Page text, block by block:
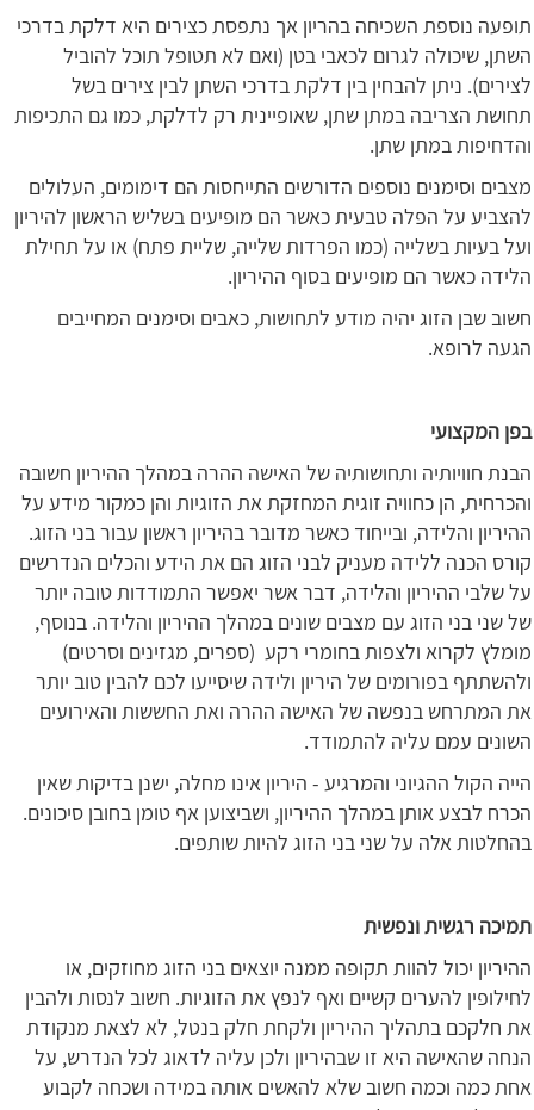
תופעה נוספת השכיחה בהריון אך נתפסת כצירים היא דלקת בדרכי
השתן, שיכולה לגרום לכאבי בטן (ואם לא תטופל תוכל להוביל
לצירים). ניתן להבחין בין דלקת בדרכי השתן לבין צירים בשל
תחושת הצריבה במתן שתן, שאופיינית רק לדלקת, כמו גם התכיפות
והדחיפות במתן שתן.
מצבים וסימנים נוספים הדורשים התייחסות הם דימומים, העלולים
להצביע על הפלה טבעית כאשר הם מופיעים בשליש הראשון להיריון
ועל בעיות בשלייה (כמו הפרדות שלייה, שליית פתח) או על תחילת
הלידה כאשר הם מופיעים בסוף ההיריון.
חשוב שבן הזוג יהיה מודע לתחושות, כאבים וסימנים המחייבים
הגעה לרופא.
בפן המקצועי
הבנת חוויותיה ותחושותיה של האישה ההרה במהלך ההיריון חשובה
והכרחית, הן כחוויה זוגית המחזקת את הזוגיות והן כמקור מידע על
ההיריון והלידה, ובייחוד כאשר מדובר בהיריון ראשון עבור בני הזוג.
קורס הכנה ללידה מעניק לבני הזוג הם את הידע והכלים הנדרשים
על שלבי ההיריון והלידה, דבר אשר יאפשר התמודדות טובה יותר
של שני בני הזוג עם מצבים שונים במהלך ההיריון והלידה. בנוסף,
מומלץ לקרוא ולצפות בחומרי רקע (ספרים, מגזינים וסרטים)
ולהשתתף בפורומים של היריון ולידה שיסייעו לכם להבין טוב יותר
את המתרחש בנפשה של האישה ההרה ואת החששות והאירועים
השונים עמם עליה להתמודד.
הייה הקול ההגיוני והמרגיע - היריון אינו מחלה, ישנן בדיקות שאין
הכרח לבצע אותן במהלך ההיריון, ושביצוען אף טומן בחובן סיכונים.
בהחלטות אלה על שני בני הזוג להיות שותפים.
תמיכה רגשית ונפשית
ההיריון יכול להוות תקופה ממנה יוצאים בני הזוג מחוזקים, או
לחילופין להערים קשיים ואף לנפץ את הזוגיות. חשוב לנסות ולהבין
את חלקכם בתהליך ההיריון ולקחת חלק בנטל, לא לצאת מנקודת
הנחה שהאישה היא זו שבהיריון ולכן עליה לדאוג לכל הנדרש, על
אחת כמה וכמה חשוב שלא להאשים אותה במידה ושכחה לקבוע